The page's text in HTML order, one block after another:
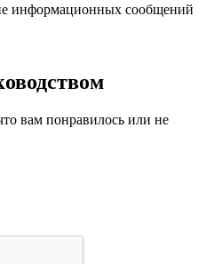
информационных сообщений
вам понравилось или не